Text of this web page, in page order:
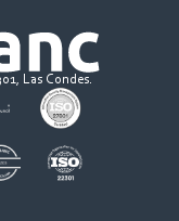
Las Condes.